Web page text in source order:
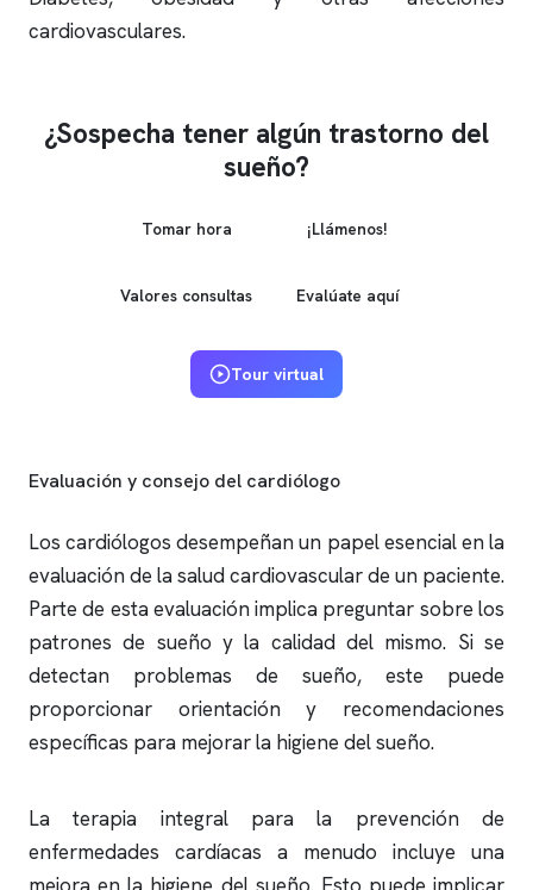
cardiovasculares.
¿Sospecha tener algún trastorno del
sueño?
Tomar hora ¡Llámenos!
Valores consultas Evalúate aquí
Tour virtual
Evaluación y consejo del cardiólogo
Los cardiólogos desempeñan un papel esencial en la
evaluación de la salud cardiovascular de un paciente.
Parte de esta evaluación implica preguntar sobre los
patrones de sueño y la calidad del mismo. Si se
detectan problemas de sueño, este puede
proporcionar orientación y recomendaciones
específicas para mejorar la higiene del sueño.
La terapia integral para la prevención de
enfermedades cardíacas a menudo incluye una